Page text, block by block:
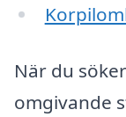
När du
omgivande